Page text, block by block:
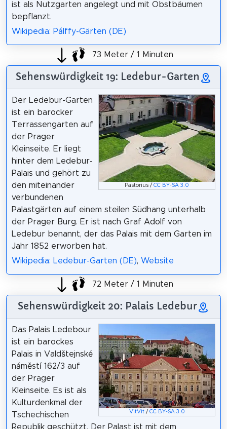
ist als Nutzgarten angelegt und mit Obstbäumen
bepflanzt.
Wikipedia: Pálffy-Gärten (DE)
73 Meter / 1 Minuten
Sehenswürdigkeit 19: Ledebur-Garten
Pastorius /CC BY-SA 3.0
Der Ledebur-Garten
ist ein barocker
Terrassengarten auf
der Prager
Kleinseite. Er liegt
hinter dem Ledebur-
Palais und gehört zu
den miteinander
verbundenen
Palastgärten auf einem steilen Südhang unterhalb
der Prager Burg. Er ist nach Graf Adolf von
Ledebur benannt, der das Palais mit dem Garten im
Jahr 1852 erworben hat.
Wikipedia: Ledebur-Garten (DE), Website
72 Meter / 1 Minuten
Sehenswürdigkeit 20: Palais Ledebur
VitVit/ CC BY-SA 3.0
Das Palais Ledebour
ist ein barockes
Palais in Valdštejnské
náměstí 162/3 auf
der Prager
Kleinseite. Es ist als
Kulturdenkmal der
Tschechischen
Republik geschützt. Der Palast ist mit dem